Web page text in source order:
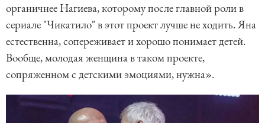
органичнее Нагиева, которому после главной роли в
сериале "Чикатило" в этот проект лучше не ходить. Яна
естественна, сопереживает и хорошо понимает детей.
Вообще, молодая женщина в таком проекте,
сопряженном с детскими эмоциями, нужна».